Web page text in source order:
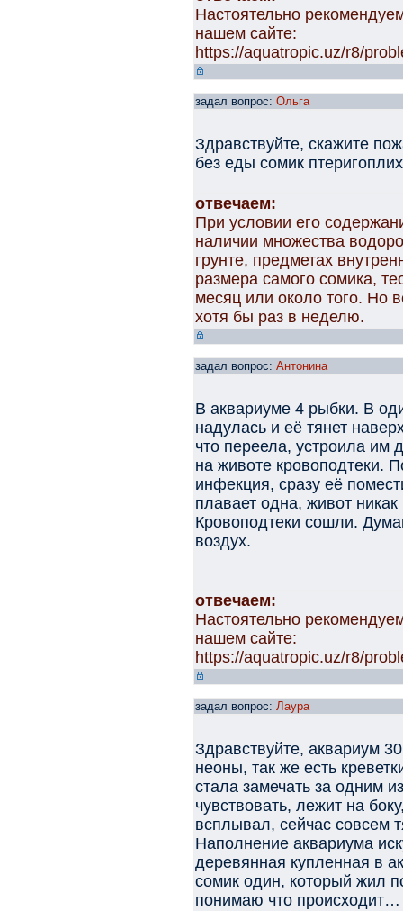
Настоятельно
нашем сайте:
https://aquatropic.uz/r8/
задал вопрос: Ольга
Здравствуйте, скажите
без еды сомик
отвечаем:
При условии его
наличии множества
грунте, предметах
размера самого сомика,
месяц или около того. Но
хотя бы раз в неделю.
задал вопрос: Антонина
В аквариуме 4 рыбки. В
надулась и её тянет
что переела, устроила им
на животе кровоподтеки.
инфекция, сразу её
плавает одна, живот никак
Кровоподтеки сошли.
воздух.
отвечаем:
Настоятельно
нашем сайте:
https://aquatropic.uz/r8/
задал вопрос: Лаура
Здравствуйте, аквариум
неоны, так же есть
стала замечать за одним
чувствовать, лежит на
всплывал, сейчас совсем
Наполнение аквариума
деревянная купленная в
сомик один, который жил
понимаю что происходит…